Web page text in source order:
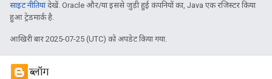
साइट नीतियांदेखें. Oracle और/या इससे जुड़ी हुई कंपनियों का, Java एक रजिस्टर किया
हुआ ट्रेडमार्क है.
आखिरी बार 2025-07-25 (UTC) को अपडेट किया गया.
ब्लॉग